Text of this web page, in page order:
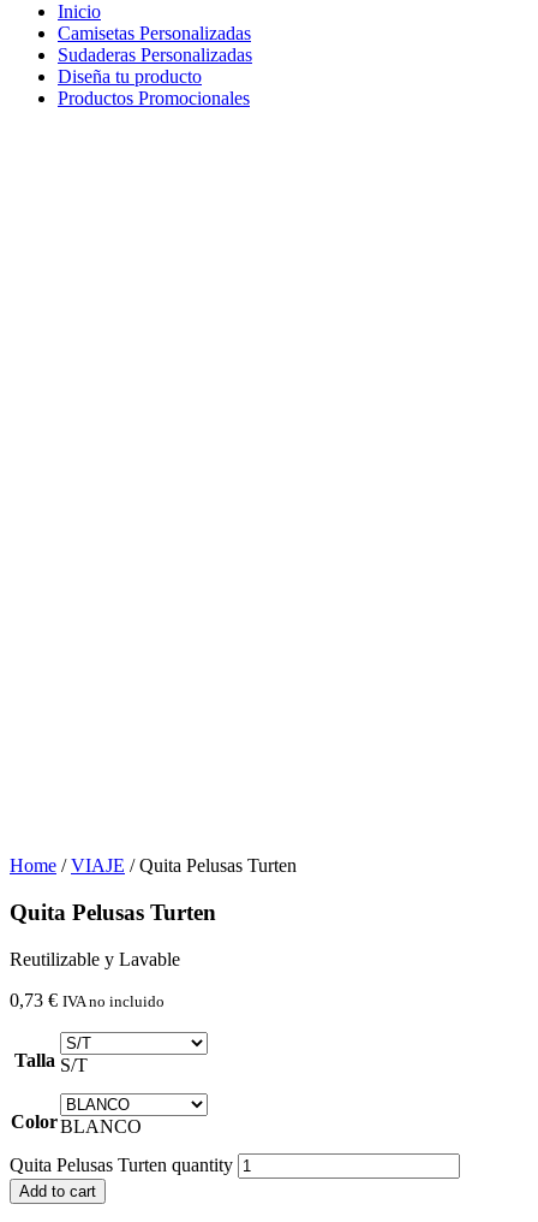
Inicio
Camisetas Personalizadas
Sudaderas Personalizadas
Diseña tu producto
Productos Promocionales
Home /VIAJE / Quita Pelusas Turten
Quita Pelusas Turten
Reutilizable y Lavable
0,73 € IVA no incluido
Talla S/T
ColorBLANCO
Quita Pelusas Turten quantity
Add to cart